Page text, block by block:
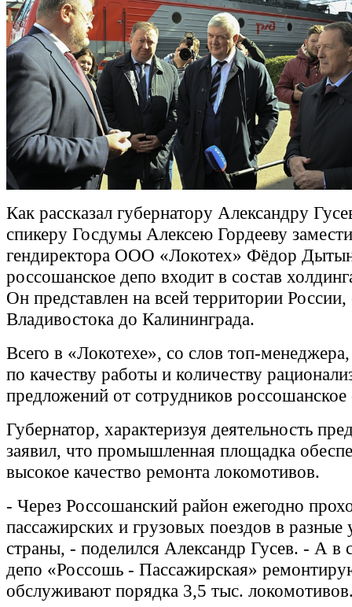
Как рассказал губернатору Александру
спикеру Госдумы Алексею Гордееву
гендиректора ООО «Локотех» Фёдор
россошанское депо входит в состав
Он представлен на всей территории России,
Владивостока до Калининграда.
Всего в «Локотехе», со слов топ-
по качеству работы и количеству
предложений от сотрудников
Губернатор, характеризуя деятельность
заявил, что промышленная площадка
высокое качество ремонта локомотивов.
- Через Россошанский район ежегодно
пассажирских и грузовых поездов в разные
страны, - поделился Александр Гусев. - А в
депо «Россошь - Пассажирская»
обслуживают порядка 3,5 тыс.